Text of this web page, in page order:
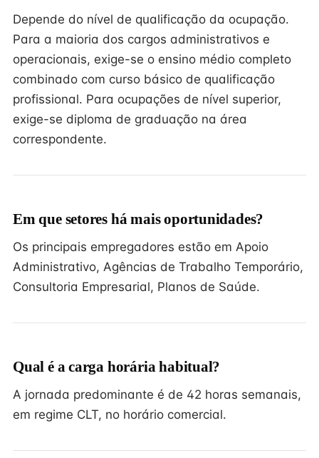
Depende do nível de qualificação da ocupação.
Para a maioria dos cargos administrativos e
operacionais, exige-se o ensino médio completo
combinado com curso básico de qualificação
profissional. Para ocupações de nível superior,
exige-se diploma de graduação na área
correspondente.
Em que setores há mais oportunidades?
Os principais empregadores estão em Apoio
Administrativo, Agências de Trabalho Temporário,
Consultoria Empresarial, Planos de Saúde.
Qual é a carga horária habitual?
A jornada predominante é de 42 horas semanais,
em regime CLT, no horário comercial.